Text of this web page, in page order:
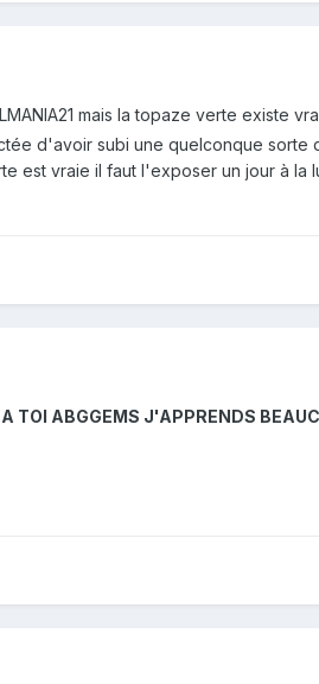
mais la topaze verte existe
d'avoir subi une quelconque sorte
est vraie il faut l'exposer un jour à
TOI ABGGEMS J'APPRENDS